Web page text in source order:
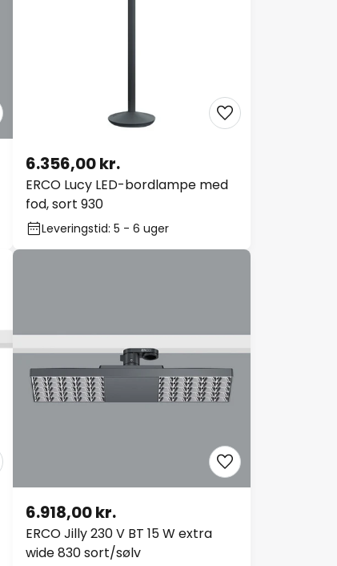
ERCO Lucy LED-bordlampe med
fod, sort 930
6.356,00 kr.
Leveringstid: 5 - 6 uger
ERCO Jilly 230 V BT 15 W extra
wide 830 sort/sølv
6.918,00 kr.